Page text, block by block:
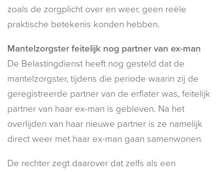
zoals de zorgplicht over en weer, geen reële
praktische betekenis konden hebben.
Mantelzorgster feitelijk nog partner van ex-man
De Belastingdienst heeft nog gesteld dat de
mantelzorgster, tijdens die periode waarin zij de
geregistreerde partner van de erflater was, feitelijk
partner van haar ex-man is gebleven. Na het
overlijden van haar nieuwe partner is ze namelijk
direct weer met haar ex-man gaan samenwonen.
De rechter zegt daarover dat zelfs als een